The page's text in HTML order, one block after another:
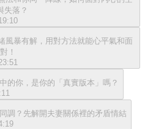
失落？
風暴有解，用對方法就能心平氣和面
對！
的你，是你的「真實版本」嗎？
調？先解開夫妻關係裡的矛盾情結